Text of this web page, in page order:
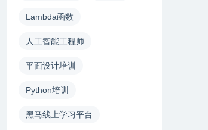
Lambda函数
人工智能工程师
平面设计培训
Python培训
黑马线上学习平台